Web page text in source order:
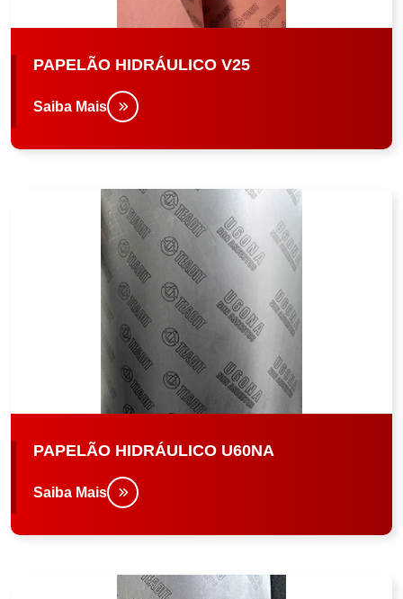
PAPELÃO HIDRÁULICO V25
Saiba Mais
PAPELÃO HIDRÁULICO U60NA
Saiba Mais